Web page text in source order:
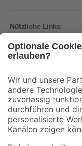
Nützliche Links
Der toom Newsletter:
Zur Newsletter
Folge uns